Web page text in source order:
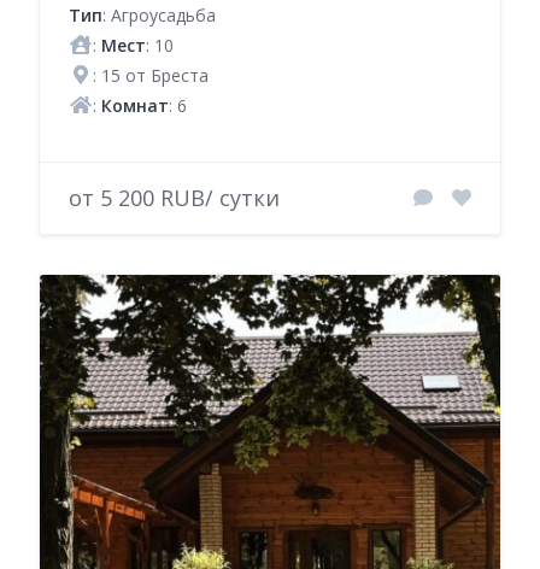
Тип: Агроусадьба
: Мест: 10
: 15 от Бреста
: Комнат: 6
от 5 200 RUB/ сутки